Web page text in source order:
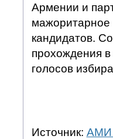
Армении и
мажоритарное
кандидатов.
прохождения
голосов
Источник: АМИ